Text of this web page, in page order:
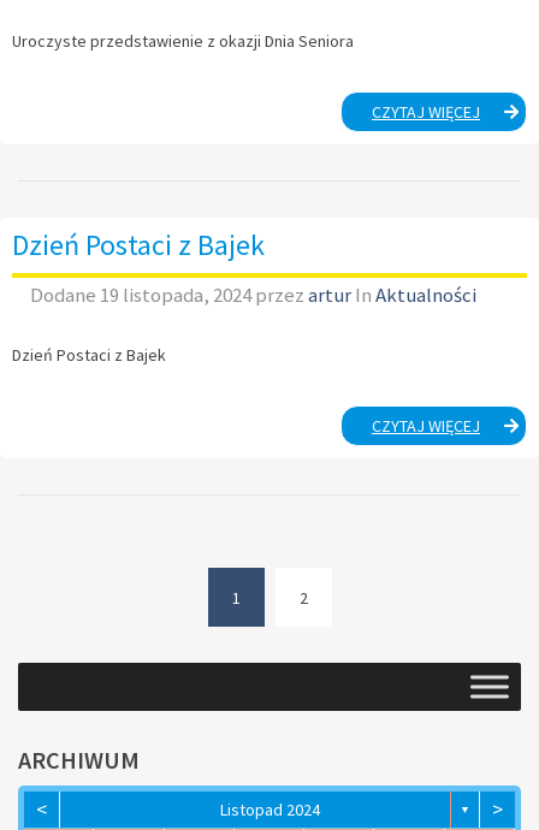
Uroczyste przedstawienie z okazji Dnia Seniora
CZYTAJ WIĘCEJ
Dzień Postaci z Bajek
Dodane 19 listopada, 2024przezarturInAktualności
Dzień Postaci z Bajek
CZYTAJ WIĘCEJ DZIEŃ
POSTACI
1
2
ARCHIWUM
< Listopad 2024 ▼ >